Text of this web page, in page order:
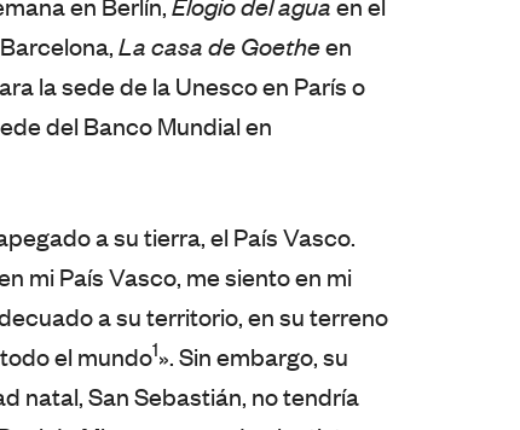
La casa de Goetheen
la sede de la Unesco en París o
del Banco Mundial en
a su tierra, el País Vasco.
mi País Vasco, me siento en mi
a su territorio, en su terreno
el mundo1». Sin embargo, su
natal, San Sebastián, no tendría